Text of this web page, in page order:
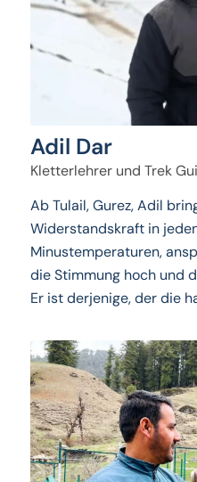
Adil Dar
Kletterlehrer und Trek
Ab Tulail, Gurez, Adil
Widerstandskraft in
Minustemperaturen,
die Stimmung hoch und
Er ist derjenige, der die